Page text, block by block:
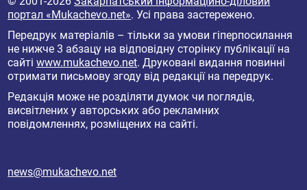
портал «Mukachevo.net». Усі права застережено.
Передрук матеріалів – тільки за умови гіперпосилання
не нижче 3 абзацу на відповідну сторінку публікації на
сайтіwww.mukachevo.net. Друковані видання повинні
отримати письмову згоду від редакції на передрук.
Редакція може не розділяти думок чи поглядів,
висвітлених у авторських або рекламних
повідомленнях, розміщених на сайті.
news@mukachevo.net